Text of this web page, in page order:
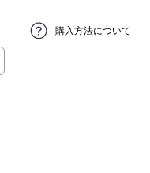
購入方法について